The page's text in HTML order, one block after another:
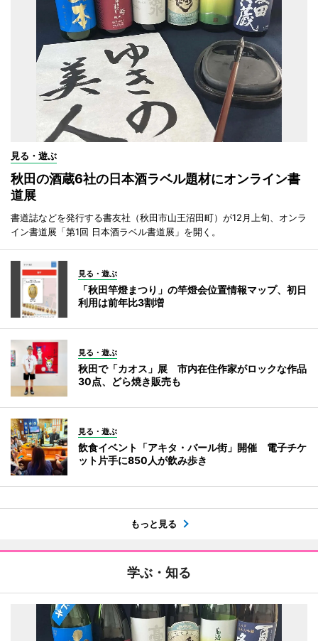
見る・遊ぶ
秋田の酒蔵6社の日本酒ラベル題材にオンライン書
道展
書道誌などを発行する書友社（秋田市山王沼田町）が12月上旬、オンラ
イン書道展「第1回 日本酒ラベル書道展」を開く。
見る・遊ぶ
「秋田竿燈まつり」の竿燈会位置情報マップ、初日
利用は前年比3割増
見る・遊ぶ
秋田で「カオス」展 市内在住作家がロックな作品
30点、どら焼き販売も
見る・遊ぶ
飲食イベント「アキタ・バール街」開催 電子チケ
ット片手に850人が飲み歩き
もっと見る
学ぶ・知る